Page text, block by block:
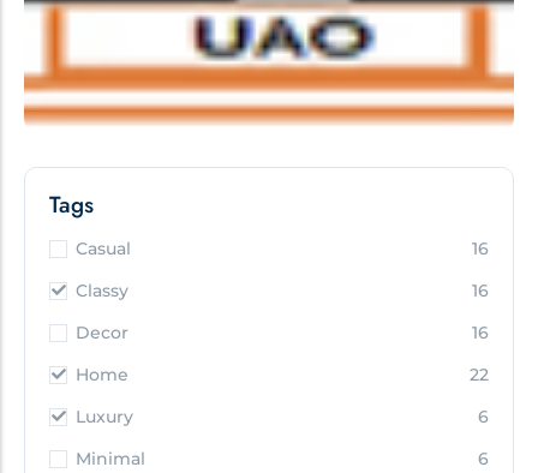
Tags
Casual
16
Classy
16
Decor
16
Home
22
Luxury
6
Minimal
6